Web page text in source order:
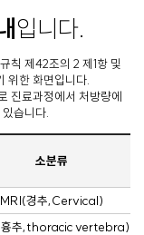
입니다.
칙 제42조의 2 제1항 및
위한 화면입니다.
진료과정에서 처방량에
습니다.
소분류
MRI(경추,Cervical)
추,thoracic vertebra)